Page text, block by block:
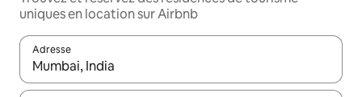
uniques en location sur Airbnb
Adresse
Lorsque les résultats s'affichent, utilisez les flèches vers le